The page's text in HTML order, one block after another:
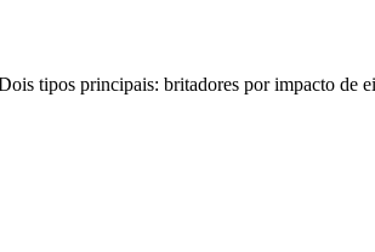
Dois tipos principais: britadores por impacto